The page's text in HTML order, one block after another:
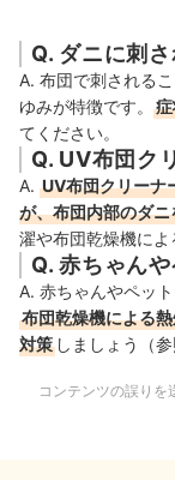
Q. ダニに刺
A. 布団で刺される
ゆみが特徴です。
てください。
Q. UV布団ク
A. UV布団クリーナ
が、布団内部のダ
濯や布団乾燥機によ
Q. 赤ちゃん
A. 赤ちゃんやペッ
布団乾燥機による
対策 しましょう（参
コンテンツの誤りを